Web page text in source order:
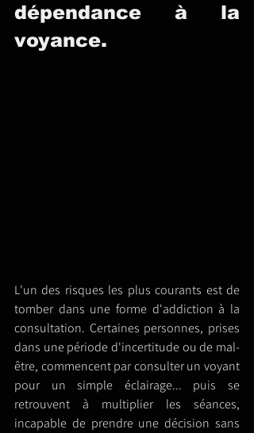
dépendance à la
voyance.
L'un des risques les plus courants est de
tomber dans une forme d'addiction à la
consultation. Certaines personnes, prises
dans une période d'incertitude ou de mal-
être, commencent par consulter un voyant
pour un simple éclairage... puis se
retrouvent à multiplier les séances,
incapable de prendre une décision sans